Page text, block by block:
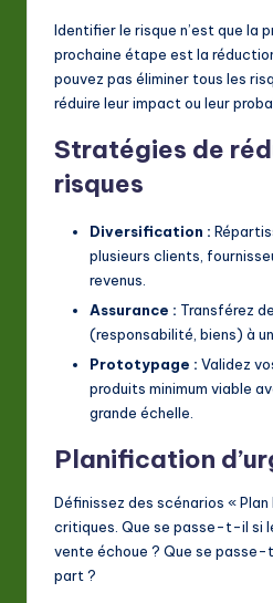
Identifier le risque n’est que la
prochaine étape est la
pouvez pas éliminer tous les
réduire leur impact ou leur
Stratégies de
risques
Diversification :
plusieurs clients,
revenus.
Assurance : Transférez
(responsabilité, biens) à
Prototypage : Validez
produits minimum viable
grande échelle.
Planification
Définissez des scénarios « Plan
critiques. Que se passe-t-il si
vente échoue ? Que se
part ?